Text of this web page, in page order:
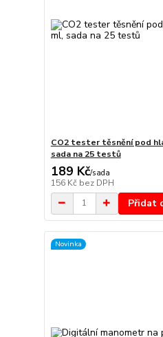
CO2 tester těsnění pod
sada na 25 testů
189 Kč/sada
156 Kč bez DPH
Přidat
Novinka